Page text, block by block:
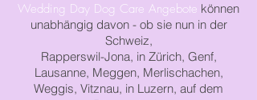
Wedding Day Dog Care Angebote können
unabhängig davon - ob sie nun in der
Schweiz,
Rapperswil-Jona, in Zürich, Genf,
Lausanne, Meggen, Merlischachen,
Weggis, Vitznau, in Luzern, auf dem